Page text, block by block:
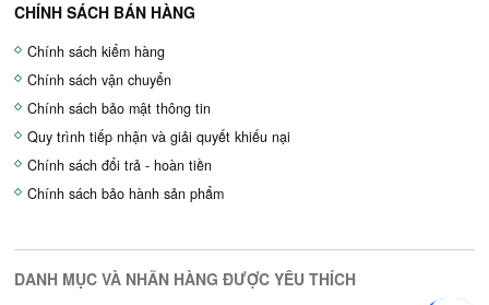
CHÍNH SÁCH BÁN HÀNG
Chính sách kiểm hàng
Chính sách vận chuyển
Chính sách bảo mật thông tin
Quy trình tiếp nhận và giải quyết khiếu nại
Chính sách đổi trả - hoàn tiền
Chính sách bảo hành sản phẩm
DANH MỤC VÀ NHÃN HÀNG ĐƯỢC YÊU THÍCH